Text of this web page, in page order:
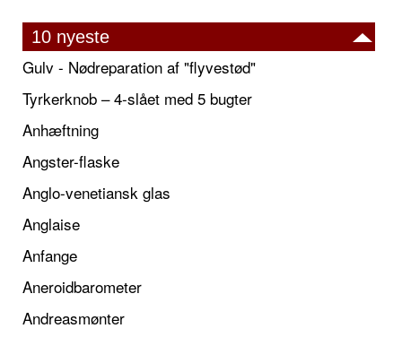
10 nyeste
Gulv - Nødreparation af "flyvestød"
Tyrkerknob – 4-slået med 5 bugter
Anhæftning
Angster-flaske
Anglo-venetiansk glas
Anglaise
Anfange
Aneroidbarometer
Andreasmønter